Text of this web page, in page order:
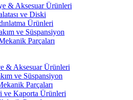
& Aksesuar Ürünleri
ve Diski
Ürünleri
ve Süspansiyon
Parçaları
& Aksesuar Ürünleri
ve Süspansiyon
Parçaları
ve Kaporta Ürünleri